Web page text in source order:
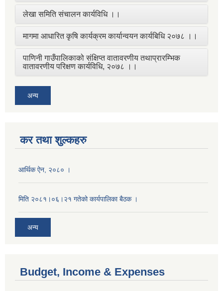
लेखा समिति संचालन कार्यविधि ।।
मागमा आधारित कृषि कार्यक्रम कार्यान्वयन कार्यबिधि २०७८ ।।
पाणिनी गाउँपालिकाको संक्षिप्त वातावरणीय तथाप्रारम्भिक
वातावरणीय परिक्षण कार्यविधि, २०७८ ।।
अन्य
कर तथा शुल्कहरु
आर्थिक ऐन, २०८० ।
मिति २०८१।०६।२१ गतेको कार्यपालिका बैठक ।
अन्य
Budget, Income & Expenses